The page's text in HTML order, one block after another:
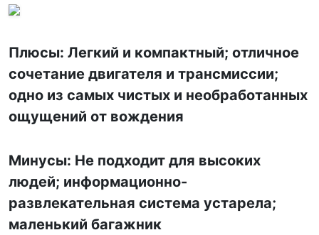
Плюсы: Легкий и компактный; отличное
сочетание двигателя и трансмиссии;
одно из самых чистых и необработанных
ощущений от вождения
Минусы: Не подходит для высоких
людей; информационно-
развлекательная система устарела;
маленький багажник